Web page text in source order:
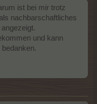
ist bei mir trotz
nachbarschaftliches
und kann